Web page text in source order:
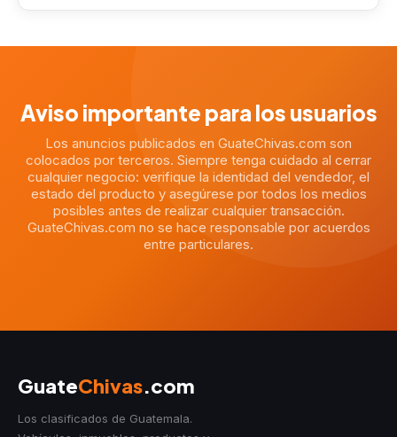
Aviso importante para los usuarios
Los anuncios publicados en GuateChivas.com son
colocados por terceros. Siempre tenga cuidado al cerrar
cualquier negocio: verifique la identidad del vendedor, el
estado del producto y asegúrese por todos los medios
posibles antes de realizar cualquier transacción.
GuateChivas.com no se hace responsable por acuerdos
entre particulares.
GuateChivas.com
Los clasificados de Guatemala.